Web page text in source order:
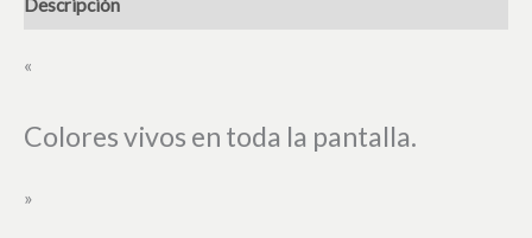
Descripción
«
Colores vivos en toda la pantalla.
»